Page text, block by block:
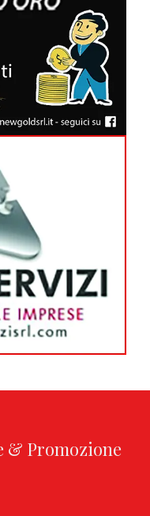
& Promozione